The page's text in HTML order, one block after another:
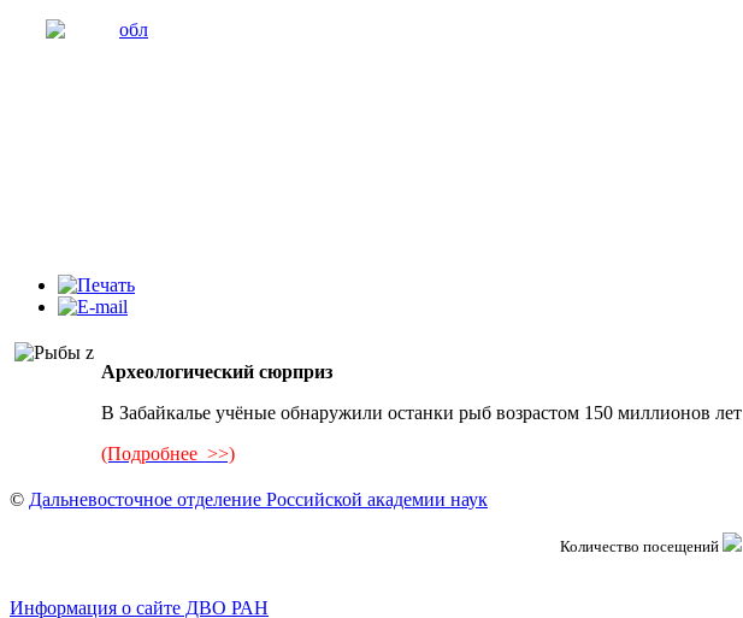
Археологический сюрприз
В Забайкалье учёные обнаружили останки рыб возрастом 150 миллионов лет
(Подробнее >>)
© Дальневосточное отделение Российской академии наук
Количество посещений
Информация о сайте ДВО РАН